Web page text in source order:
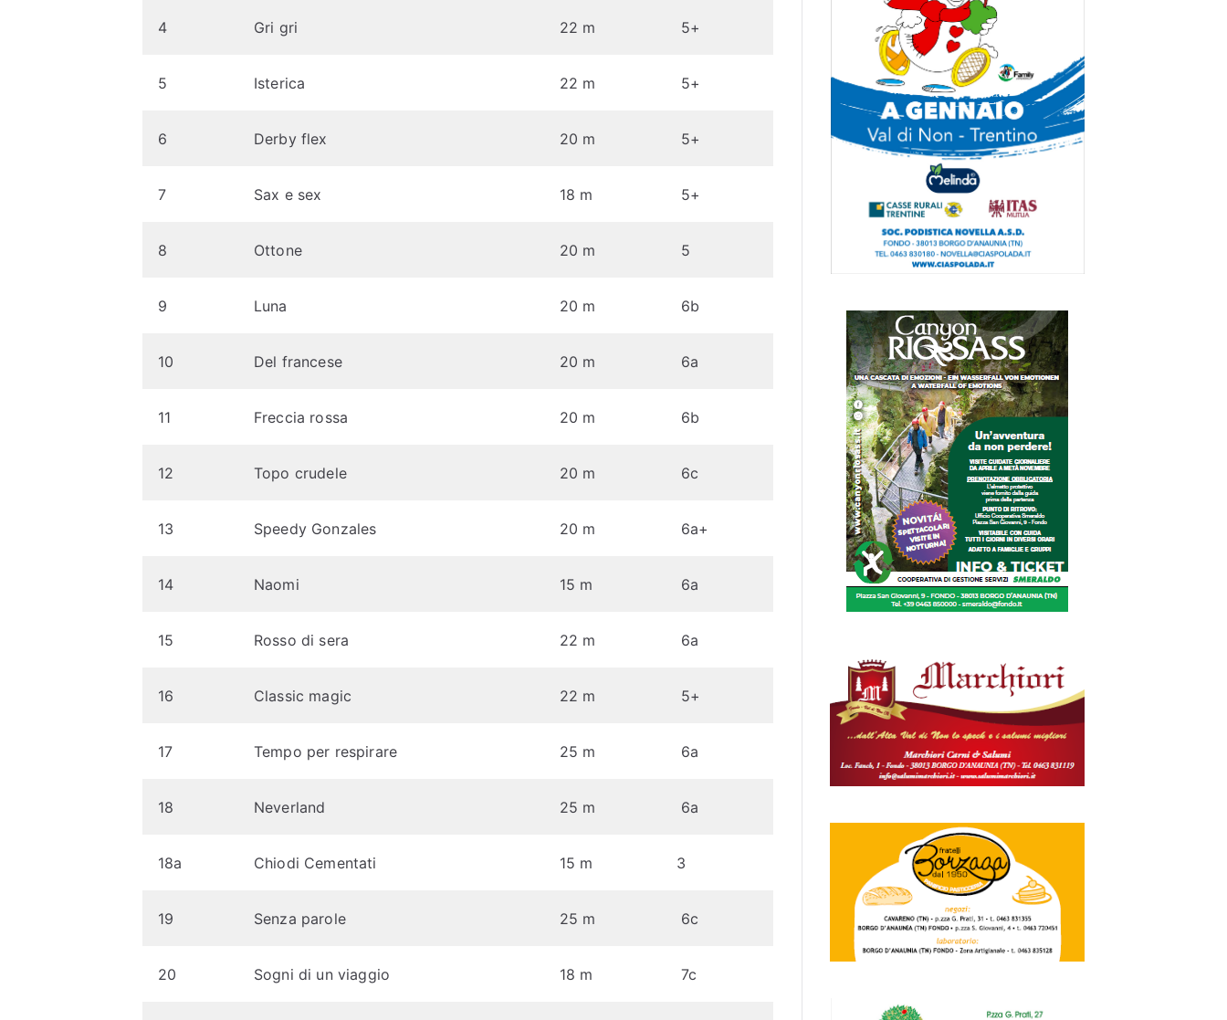
4 Gri gri 22 m 5+
5 Isterica 22 m 5+
6 Derby flex 20 m 5+
7 Sax e sex 18 m 5+
8 Ottone 20 m 5
9 Luna 20 m 6b
10 Del francese 20 m 6a
11 Freccia rossa 20 m 6b
12 Topo crudele 20 m 6c
13 Speedy Gonzales 20 m 6a+
14 Naomi 15 m 6a
15 Rosso di sera 22 m 6a
16 Classic magic 22 m 5+
17 Tempo per respirare 25 m 6a
18 Neverland 25 m 6a
18a Chiodi Cementati 15 m 3
19 Senza parole 25 m 6c
20 Sogni di un viaggio 18 m 7c